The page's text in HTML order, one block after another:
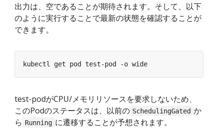
出力は、空であることが期待されます。そして、以下
のように実行することで最新の状態を確認することが
できます。
test-podがCPU/メモリリソースを要求しないため、
このPodのステータスは、以前の SchedulingGated か
ら Running に遷移することが予想されます。